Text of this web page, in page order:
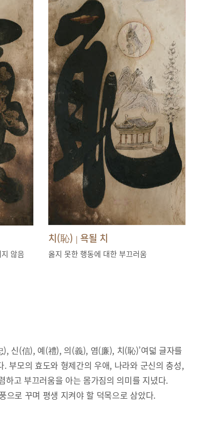
않음
치(恥) | 욕될 치
옳지 못한 행동에 대한 부끄러움
신(信), 예(禮), 의(義), 염(廉), 치(恥)’여덟 글자를
부모의 효도와 형제간의 우애, 나라와 군신의 충성,
하고 부끄러움을 아는 몸가짐의 의미를 지녔다.
으로 꾸며 평생 지켜야 할 덕목으로 삼았다.